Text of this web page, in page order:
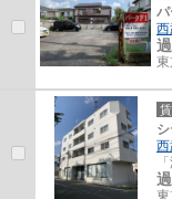
西
西